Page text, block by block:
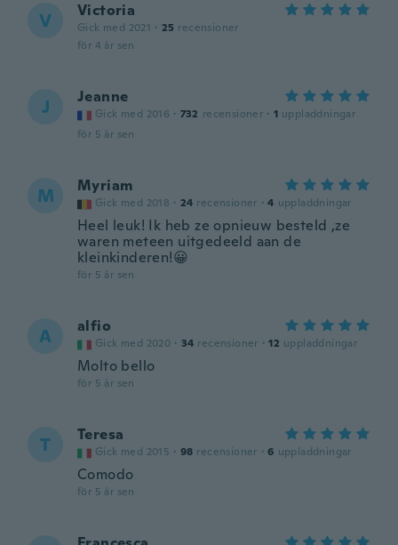
V Victoria
Gick med 2021 · 25 recensioner
för 4 år sen
J Jeanne
Gick med 2016 · 732 recensioner · 1 uppladdningar
för 5 år sen
M Myriam
Gick med 2018 · 24 recensioner · 4 uppladdningar
Heel leuk! Ik heb ze opnieuw besteld ,ze
waren meteen uitgedeeld aan de
kleinkinderen!😀
för 5 år sen
A alfio
Gick med 2020 · 34 recensioner · 12 uppladdningar
Molto bello
för 5 år sen
T Teresa
Gick med 2015 · 98 recensioner · 6 uppladdningar
Comodo
för 5 år sen